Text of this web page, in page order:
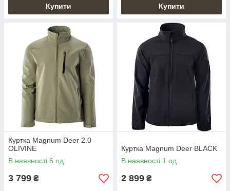
Купити Купити
Куртка Magnum Deer 2.0
OLIVINE
В наявності 6 од.
3 799 ₴
Куртка Magnum Deer BLACK
В наявності 1 од.
2 899 ₴